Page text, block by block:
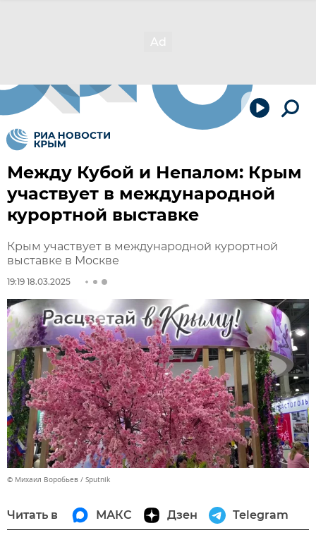
Между Кубой и Непалом: Крым
участвует в международной
курортной выставке
Крым участвует в международной курортной
выставке в Москве
19:19 18.03.2025
© Михаил Воробьев / Sputnik
Читать в МАКС Дзен Telegram